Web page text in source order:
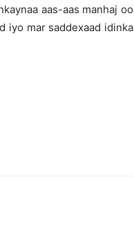
aas-aas manhaj oo
iyo mar saddexaad idinka